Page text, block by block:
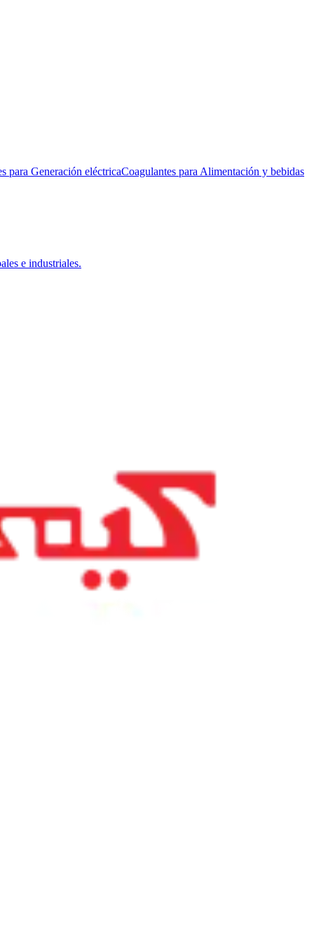
para Generación eléctricaCoagulantes paraAlimentación y bebidas
e industriales.